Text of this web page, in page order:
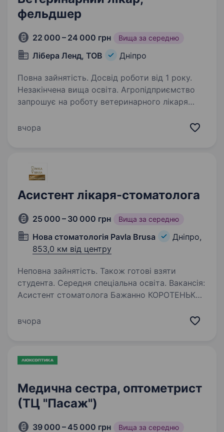
фельдшер
22 000 – 24 000 грн Вища за середню
Лібера Ленд, ТОВ Дніпро
Повна зайнятість. Досвід роботи від 1 року.
Незакінчена вища освіта. Агропідприємство
запрошує на роботу ветеринарного лікаря
ветеринарної допомоги (лікування, щеплення,
вчора
Асистент лікаря-стоматолога
25 000 – 30 000 грн Вища за середню
Нова стоматологія Pavla Brusa
Дніпро,
853,0 км від центру
Неповна зайнятість. Також готові взяти
студента. Середня спеціальна освіта. Вакансія:
Асистент стоматолога Бажанно КОРОТЕНЬКЕ
096 826 74 21. НАПРИКЛАД ІМЯ, СКІЛЬКИ ВАМ
вчора
Медична сестра, оптометрист
(ТЦ "Пасаж")
39 000 – 45 000 грн Вища за середню